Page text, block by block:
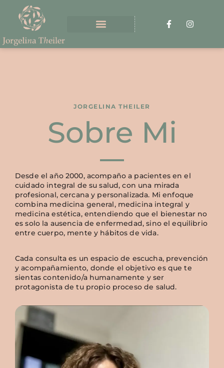
JORGELINA THEILER
Sobre Mi
Desde el año 2000, acompaño a pacientes en el
cuidado integral de su salud, con una mirada
profesional, cercana y personalizada. Mi enfoque
combina medicina general, medicina integral y
medicina estética, entendiendo que el bienestar no
es solo la ausencia de enfermedad, sino el equilibrio
entre cuerpo, mente y hábitos de vida.
Cada consulta es un espacio de escucha, prevención
y acompañamiento, donde el objetivo es que te
sientas contenido/a humanamente y ser
protagonista de tu propio proceso de salud.